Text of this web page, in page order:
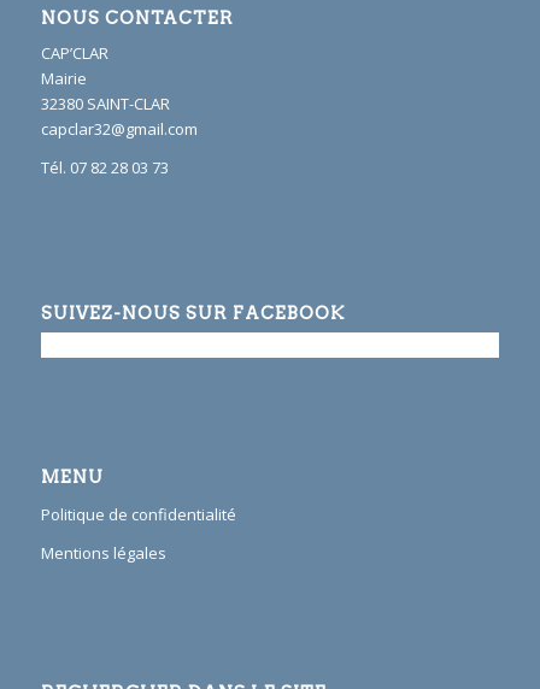
NOUS CONTACTER
CAP’CLAR
Mairie
32380 SAINT-CLAR
capclar32@gmail.com
Tél. 07 82 28 03 73
SUIVEZ-NOUS SUR FACEBOOK
MENU
Politique de confidentialité
Mentions légales